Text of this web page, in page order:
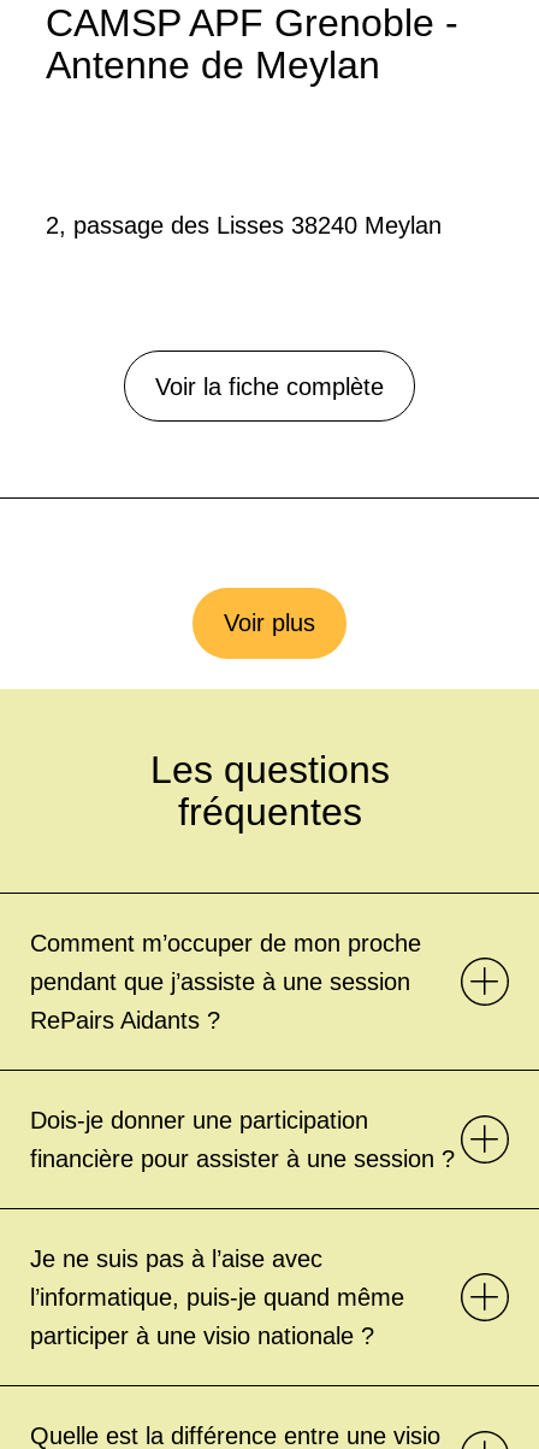
CAMSP APF Grenoble -
Antenne de Meylan
2, passage des Lisses 38240 Meylan
Voir la fiche complète
Voir plus
Les questions
fréquentes
Comment m’occuper de mon proche
pendant que j’assiste à une session
RePairs Aidants ?
Dois-je donner une participation
financière pour assister à une session ?
Je ne suis pas à l’aise avec
l’informatique, puis-je quand même
participer à une visio nationale ?
Quelle est la différence entre une visio